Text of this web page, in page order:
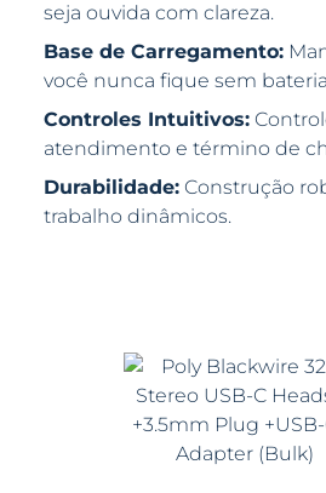
seja ouvida com clareza.
Base de Carregamento:
você nunca fique sem
Controles Intuitivos:
atendimento e término de
Durabilidade:Construção
trabalho dinâmicos.